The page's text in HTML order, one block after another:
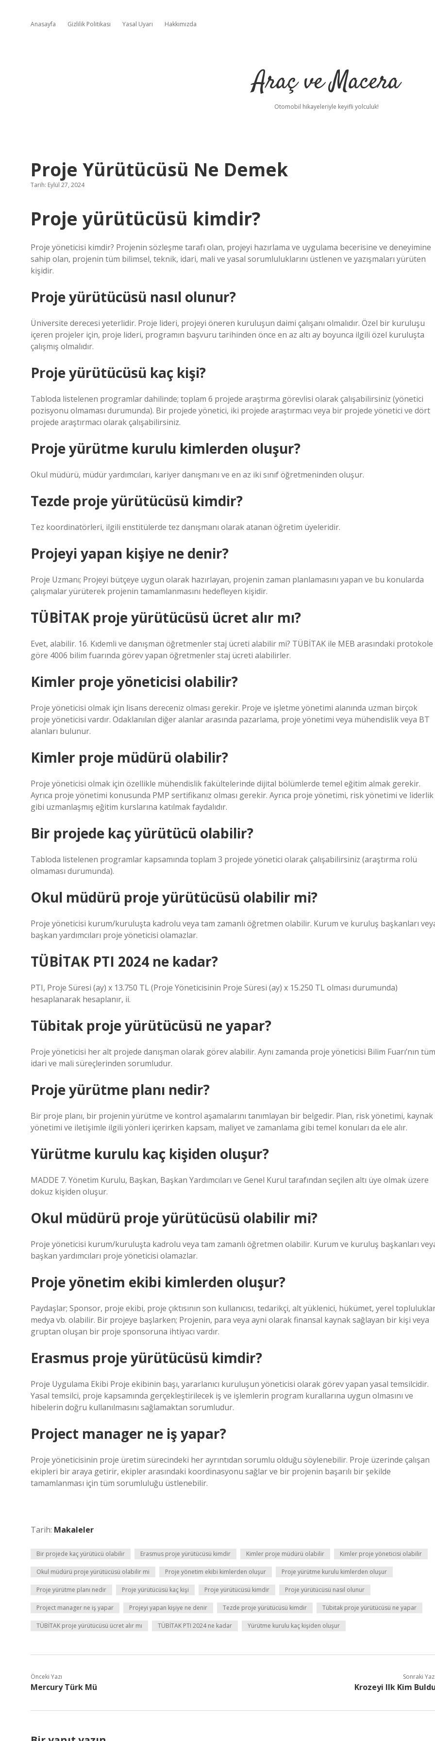
Anasayfa Gizlilik Politikası Yasal Uyarı Hakkımızda
Araç ve Macera
Otomobil hikayeleriyle keyifli yolculuk!
Proje Yürütücüsü Ne Demek
Tarih: Eylül 27, 2024
Proje yürütücüsü kimdir?
Proje yöneticisi kimdir? Projenin sözleşme tarafı olan, projeyi hazırlama ve uygulama becerisine ve deneyimine
sahip olan, projenin tüm bilimsel, teknik, idari, mali ve yasal sorumluluklarını üstlenen ve yazışmaları yürüten
kişidir.
Proje yürütücüsü nasıl olunur?
Üniversite derecesi yeterlidir. Proje lideri, projeyi öneren kuruluşun daimi çalışanı olmalıdır. Özel bir kuruluşu
içeren projeler için, proje lideri, programın başvuru tarihinden önce en az altı ay boyunca ilgili özel kuruluşta
çalışmış olmalıdır.
Proje yürütücüsü kaç kişi?
Tabloda listelenen programlar dahilinde; toplam 6 projede araştırma görevlisi olarak çalışabilirsiniz (yönetici
pozisyonu olmaması durumunda). Bir projede yönetici, iki projede araştırmacı veya bir projede yönetici ve dört
projede araştırmacı olarak çalışabilirsiniz.
Proje yürütme kurulu kimlerden oluşur?
Okul müdürü, müdür yardımcıları, kariyer danışmanı ve en az iki sınıf öğretmeninden oluşur.
Tezde proje yürütücüsü kimdir?
Tez koordinatörleri, ilgili enstitülerde tez danışmanı olarak atanan öğretim üyeleridir.
Projeyi yapan kişiye ne denir?
Proje Uzmanı; Projeyi bütçeye uygun olarak hazırlayan, projenin zaman planlamasını yapan ve bu konularda
çalışmalar yürüterek projenin tamamlanmasını hedefleyen kişidir.
TÜBİTAK proje yürütücüsü ücret alır mı?
Evet, alabilir. 16. Kıdemli ve danışman öğretmenler staj ücreti alabilir mi? TÜBİTAK ile MEB arasındaki protokole
göre 4006 bilim fuarında görev yapan öğretmenler staj ücreti alabilirler.
Kimler proje yöneticisi olabilir?
Proje yöneticisi olmak için lisans dereceniz olması gerekir. Proje ve işletme yönetimi alanında uzman birçok
proje yöneticisi vardır. Odaklanılan diğer alanlar arasında pazarlama, proje yönetimi veya mühendislik veya BT
alanları bulunur.
Kimler proje müdürü olabilir?
Proje yöneticisi olmak için özellikle mühendislik fakültelerinde dijital bölümlerde temel eğitim almak gerekir.
Ayrıca proje yönetimi konusunda PMP sertifikanız olması gerekir. Ayrıca proje yönetimi, risk yönetimi ve liderlik
gibi uzmanlaşmış eğitim kurslarına katılmak faydalıdır.
Bir projede kaç yürütücü olabilir?
Tabloda listelenen programlar kapsamında toplam 3 projede yönetici olarak çalışabilirsiniz (araştırma rolü
olmaması durumunda).
Okul müdürü proje yürütücüsü olabilir mi?
Proje yöneticisi kurum/kuruluşta kadrolu veya tam zamanlı öğretmen olabilir. Kurum ve kuruluş başkanları
başkan yardımcıları proje yöneticisi olamazlar.
TÜBİTAK PTI 2024 ne kadar?
PTI, Proje Süresi (ay) x 13.750 TL (Proje Yöneticisinin Proje Süresi (ay) x 15.250 TL olması durumunda)
hesaplanarak hesaplanır, ii.
Tübitak proje yürütücüsü ne yapar?
Proje yöneticisi her alt projede danışman olarak görev alabilir. Aynı zamanda proje yöneticisi Bilim Fuarı’nın tüm
idari ve mali süreçlerinden sorumludur.
Proje yürütme planı nedir?
Bir proje planı, bir projenin yürütme ve kontrol aşamalarını tanımlayan bir belgedir. Plan, risk yönetimi, kaynak
yönetimi ve iletişimle ilgili yönleri içerirken kapsam, maliyet ve zamanlama gibi temel konuları da ele alır.
Yürütme kurulu kaç kişiden oluşur?
MADDE 7. Yönetim Kurulu, Başkan, Başkan Yardımcıları ve Genel Kurul tarafından seçilen altı üye olmak üzere
dokuz kişiden oluşur.
Okul müdürü proje yürütücüsü olabilir mi?
Proje yöneticisi kurum/kuruluşta kadrolu veya tam zamanlı öğretmen olabilir. Kurum ve kuruluş başkanları
başkan yardımcıları proje yöneticisi olamazlar.
Proje yönetim ekibi kimlerden oluşur?
Paydaşlar; Sponsor, proje ekibi, proje çıktısının son kullanıcısı, tedarikçi, alt yüklenici, hükümet, yerel
medya vb. olabilir. Bir projeye başlarken; Projenin, para veya ayni olarak finansal kaynak sağlayan bir kişi veya
gruptan oluşan bir proje sponsoruna ihtiyacı vardır.
Erasmus proje yürütücüsü kimdir?
Proje Uygulama Ekibi Proje ekibinin başı, yararlanıcı kuruluşun yöneticisi olarak görev yapan yasal temsilcidir.
Yasal temsilci, proje kapsamında gerçekleştirilecek iş ve işlemlerin program kurallarına uygun olmasını ve
hibelerin doğru kullanılmasını sağlamaktan sorumludur.
Project manager ne iş yapar?
Proje yöneticisinin proje üretim sürecindeki her ayrıntıdan sorumlu olduğu söylenebilir. Proje üzerinde çalışan
ekipleri bir araya getirir, ekipler arasındaki koordinasyonu sağlar ve bir projenin başarılı bir şekilde
tamamlanması için tüm sorumluluğu üstlenebilir.
Tarih: Makaleler
Bir projede kaç yürütücü olabilir Erasmus proje yürütücüsü kimdir Kimler proje müdürü olabilir Kimler proje yöneticisi olabilir
Okul müdürü proje yürütücüsü olabilir mi Proje yönetim ekibi kimlerden oluşur Proje yürütme kurulu kimlerden oluşur
Proje yürütme planı nedir Proje yürütücüsü kaç kişi Proje yürütücüsü kimdir Proje yürütücüsü nasıl olunur
Project manager ne iş yapar Projeyi yapan kişiye ne denir Tezde proje yürütücüsü kimdir Tübitak proje yürütücüsü ne yapar
TÜBİTAK proje yürütücüsü ücret alır mı TÜBİTAK PTI 2024 ne kadar Yürütme kurulu kaç kişiden oluşur
Önceki Yazı
Mercury Türk Mü
Sonraki
Krozeyi Ilk Kim